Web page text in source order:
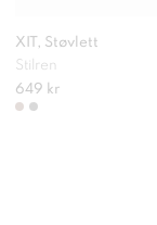
XIT, Støvlett
Stilren
649 kr